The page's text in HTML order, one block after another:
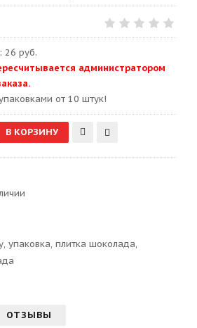
26 руб.
администратором
от 10 штук!
, упаковка, плитка шоколада,
ОТЗЫВЫ